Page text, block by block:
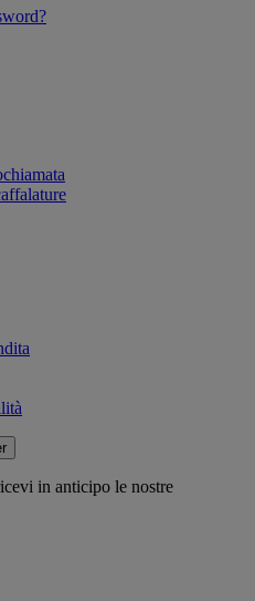
in anticipo le nostre